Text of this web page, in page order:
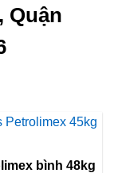
Quận
bình 48kg